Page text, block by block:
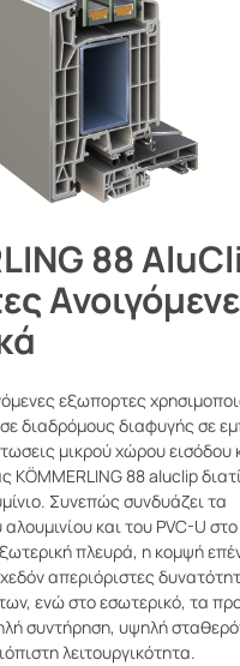
88
εξωπορτες
διαδρόμους διαφυγής σε
μικρού χώρου εισόδου
88 aluclip
Συνεπώς συνδυάζει τα
και του PVC-U
πλευρά, η κομψή
απεριόριστες
ενώ στο εσωτερικό, τα
συντήρηση, υψηλή
λειτουργικότητα.